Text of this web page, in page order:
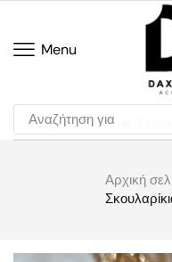
Menu
Αναζήτηση για
Αρχική